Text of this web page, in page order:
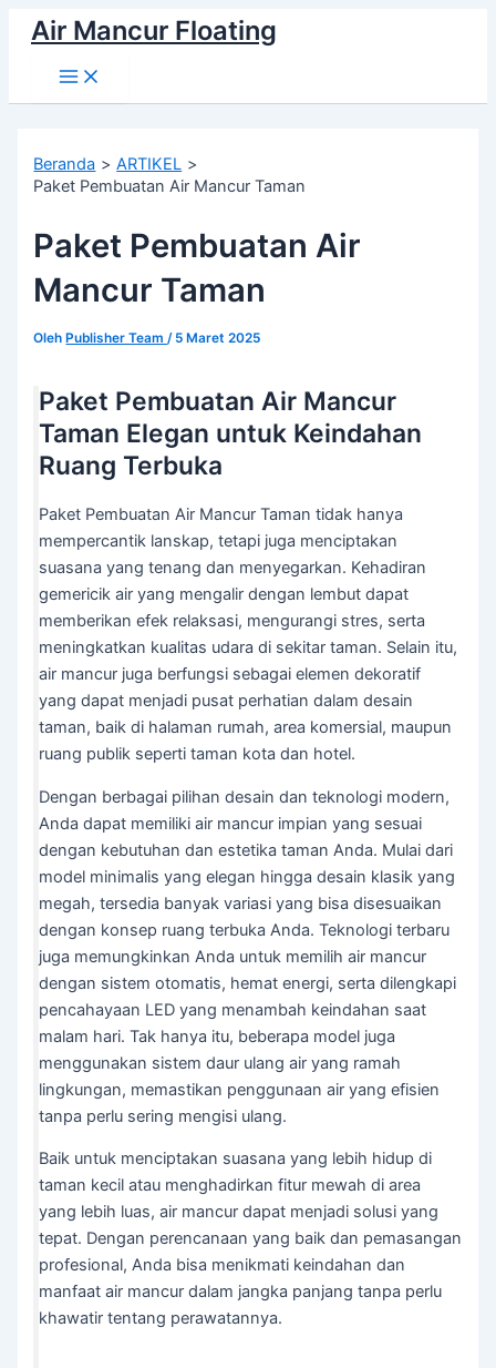
Lewati
konten
Air Mancur Floating
Main
Menu
Beranda
ARTIKEL
Paket Pembuatan Air Mancur Taman
Paket Pembuatan Air
Mancur Taman
Oleh Publisher Team/ 5 Maret 2025
Paket Pembuatan Air Mancur
Taman Elegan untuk Keindahan
Ruang Terbuka
Paket Pembuatan Air Mancur Taman tidak hanya
mempercantik lanskap, tetapi juga menciptakan
suasana yang tenang dan menyegarkan. Kehadiran
gemericik air yang mengalir dengan lembut dapat
memberikan efek relaksasi, mengurangi stres, serta
meningkatkan kualitas udara di sekitar taman. Selain itu,
air mancur juga berfungsi sebagai elemen dekoratif
yang dapat menjadi pusat perhatian dalam desain
taman, baik di halaman rumah, area komersial, maupun
ruang publik seperti taman kota dan hotel.
Dengan berbagai pilihan desain dan teknologi modern,
Anda dapat memiliki air mancur impian yang sesuai
dengan kebutuhan dan estetika taman Anda. Mulai dari
model minimalis yang elegan hingga desain klasik yang
megah, tersedia banyak variasi yang bisa disesuaikan
dengan konsep ruang terbuka Anda. Teknologi terbaru
juga memungkinkan Anda untuk memilih air mancur
dengan sistem otomatis, hemat energi, serta dilengkapi
pencahayaan LED yang menambah keindahan saat
malam hari. Tak hanya itu, beberapa model juga
menggunakan sistem daur ulang air yang ramah
lingkungan, memastikan penggunaan air yang efisien
tanpa perlu sering mengisi ulang.
Baik untuk menciptakan suasana yang lebih hidup di
taman kecil atau menghadirkan fitur mewah di area
yang lebih luas, air mancur dapat menjadi solusi yang
tepat. Dengan perencanaan yang baik dan pemasangan
profesional, Anda bisa menikmati keindahan dan
manfaat air mancur dalam jangka panjang tanpa perlu
khawatir tentang perawatannya.